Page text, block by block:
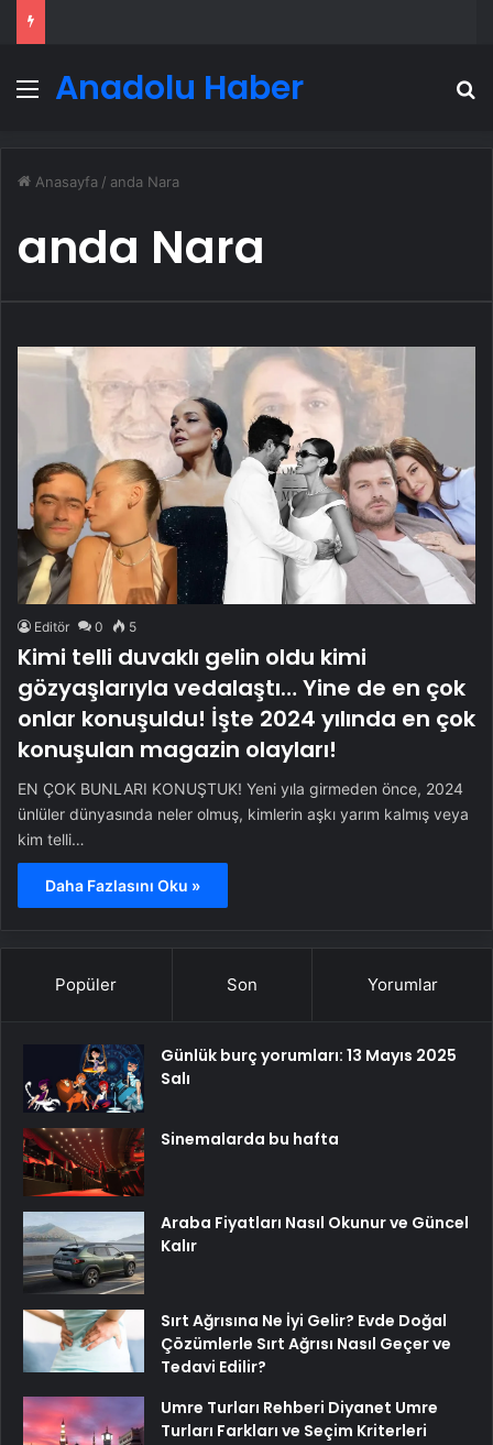
Menü
Anadolu Haber
Anasayfa / anda Nara
anda Nara
Editör 0 5
Kimi telli duvaklı gelin oldu kimi
gözyaşlarıyla vedalaştı… Yine de en çok
onlar konuşuldu! İşte 2024 yılında en çok
konuşulan magazin olayları!
EN ÇOK BUNLARI KONUŞTUK! Yeni yıla girmeden önce, 2024
ünlüler dünyasında neler olmuş, kimlerin aşkı yarım kalmış veya
kim telli…
Daha Fazlasını Oku »
Popüler Son Yorumlar
Günlük burç yorumları: 13 Mayıs 2025
Salı
Sinemalarda bu hafta
Araba Fiyatları Nasıl Okunur ve Güncel
Kalır
Sırt Ağrısına Ne İyi Gelir? Evde Doğal
Çözümlerle Sırt Ağrısı Nasıl Geçer ve
Tedavi Edilir?
Umre Turları Rehberi Diyanet Umre
Turları Farkları ve Seçim Kriterleri